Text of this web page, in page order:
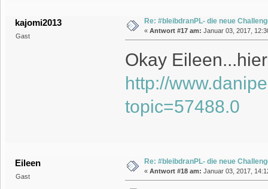
kajomi2013
Gast
Re: #bleibdranPL- die neue
« Antwort #17 am: Januar 03, 2017,
Okay
http://
topic=57488.0
Eileen
Gast
Re: #bleibdranPL- die neue
« Antwort #18 am: Januar 03, 2017,